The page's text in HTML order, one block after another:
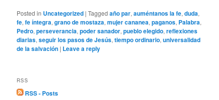
Posted in Uncategorized |Tagged año par,auméntanos la fe,duda,
fe,fe íntegra,grano de mostaza,mujer cananea,paganos, Palabra,
Pedro,perseverancia,poder sanador,pueblo elegido,reflexiones
diarias,seguir los pasos de Jesús,tiempo ordinario,universalidad
de la salvación | Leave a reply
RSS
RSS - Posts